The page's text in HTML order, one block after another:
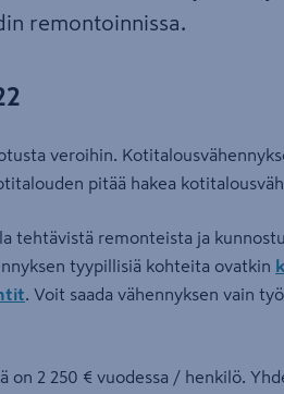
remontoinnissa.
veroihin.
pitää hakea
tehtävistä remonteista ja
tyypillisiä kohteita ovatkin
. Voit saada vähennyksen vain
2 250 € vuodessa / henkilö.